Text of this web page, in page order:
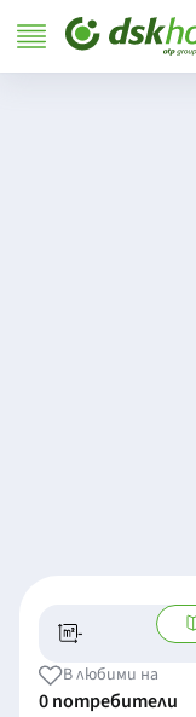
-
В любими на
0 потребители